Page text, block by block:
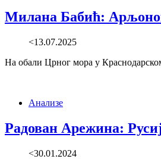
Милана Бабић:
<13.07.2025
На обали Црног мора у
Анализе
Радован Арежина:
<30.01.2024